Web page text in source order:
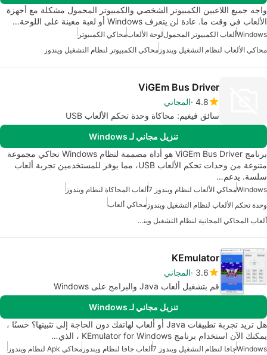
واجه جميع اللاعبين الكمبيوتر الشخصي والكمبيوتر المحمول مشكلة مع أجهزة
الألعاب في وقت ما. عادة لن يتعرف Windows أو لعبة معينة على اللوحة…
Windowsألعاب الكمبيوتر المحموللوحة الألعابمحاكي الكمبيوتر
محاكي الألعاب لنظام التشغيل ويندوز محاكي الكمبيوتر لنظام التشغيل ويندوز
ViGEm Bus Driver
4.8 المجاني
سائق فيغيم: محاكاة وحدة تحكم الألعاب USB
تنزيل مجاني لـ Windows
برنامج ViGEm Bus Driver هو أداة مصممة لنظام Windows تحاكي مجموعة
متنوعة من وحدات تحكم الألعاب USB، مما يوفر للمستخدمين تجربة ألعاب
سلسة. يدعم…
Windowsمحاكي الألعاب لنظام ويندوز 7
ألعاب المحاكاة لنظام ويندوز
وحدة تحكم الألعاب لنظام التشغيل ويندوز محاكي ألعاب
ألعاب المحاكي المجانية لنظام التشغيل ويندوز
KEmulator
3.6 المجاني
قم بتشغيل ألعاب Java والبرامج على Windows
تنزيل مجاني لـ Windows
هل تريد تجربة تطبيقات Java أو ألعاب لهاتفك دون الحاجة إلى تثبيتها؟ حسنًا ،
يمكنك الآن استخدام برنامج KEmulator for Windows ، الذي…
Windowsجافا لنظام التشغيل ويندوز 7 ألعاب جافا لنظام ويندوز محاكي Apk لنظام ويندوز